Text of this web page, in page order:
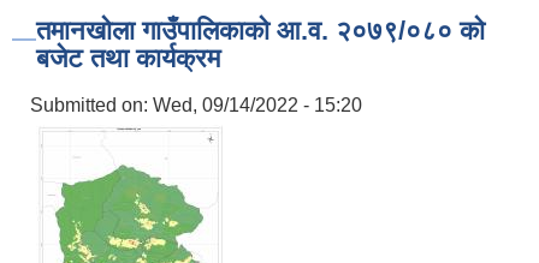
तमानखाेला गाउँपालिकाकाे आ.व. २०७९/०८० काे
बजेट तथा कार्यक्रम
Submitted on: Wed, 09/14/2022 - 15:20